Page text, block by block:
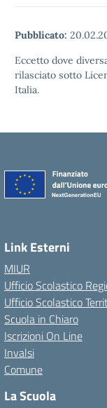
Pubblicato:
Eccetto dove
rilasciato sotto
Italia.
Link Esterni
MIUR
Ufficio Scolastico
Ufficio Scolastico
Scuola in Chiaro
Iscrizioni On Line
Invalsi
Comune
La Scuola